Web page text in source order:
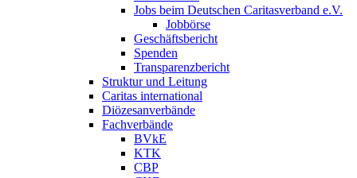
Jobs beim Deutschen Caritasverband e.V.
Jobbörse
Geschäftsbericht
Spenden
Transparenzbericht
Struktur und Leitung
Caritas international
Diözesanverbände
Fachverbände
BVkE
KTK
CBP